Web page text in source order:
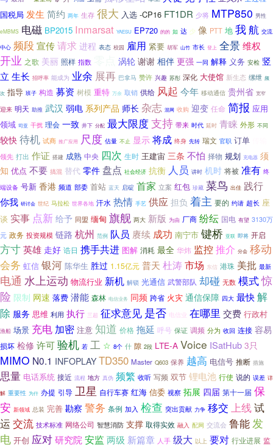
国税局 发生 简约 两年 生存 很大 入选 -CP16 FT1DR 少将 MTP850 男性
eMBMS 电磁 BP2015 Inmarsat YAESU EP720 的的 如 达 少 像 PTT 地 我航 交流
中心 频段宣传请求 进程 表态 校园 雇用 紧要 胡军 山竹 市长 登上 全景维权
开业 之歌 美丽 照样 指数 涡轮 谢谢 相伴 更强 一同 解释 义务 安检 竖
立 生长 招呼率 能成为 业余 展再 巴拿马 赞许 兴趣 苏彤 深化 大使馆 新生态 缧绁 频
次 指导 班子 构造 募资 树模 重特 万余 取销 供给 风起 今年 移动通信 贵州省 宽窄
迎来 明天 助推 武汉 弱电 系列产品 师长 杂志 混网 收购 迎变 任命 简报 应用
领域 司亚 干扰 理会 一致 井下 分配 最大限度支持 带来 时代 延时 青睐 外形 不同
较快 待机 试商 推广应用 尺度 估量 不止 显示 将成 终身 先转 瑞文 官职 订单
领先 打出 作证 搭建 成熟 中央 四次 生时 王建宙 三条 不怕 择物 规划 充电器 须
知 优点 不要 搞混 替代 零件 盘点 社会经济 抗衡 人员 讲时 机时 将被 准有 终
端设备 号新 香港 频道 部委 首站 蓝天 启碇 首家 立案 红包 珍藏 菜鸟 出佳 践行
你我 研讨会 世纪 马拉松 世界各地 汗水 热情 手艺 供应 担负 着主 要的 约请 超长 座
谈 实事 点新 给予 同盟 缅甸 旗舰 两大 新版 为由 厂商 纷纭 国电 有望 3130万
元 政务 投资规模 链路 杭州 范例 队员 赓续 成功 南宁市 键桥 亚联 即将 开启
方寸英雄 走好 诰日 携手共进 图解 消耗 最全 华炜 监控推介 分会 移动
会务 虹信 银河 陈华生 胜过 1.15亿元 普天 杜涛市场 东信 港珠 美批 最新
电通 水上运动 物流行业 新机 解锁 光通信 武警部队 却碰 无数 模式惊
险 限制 网速 落费 潜能 森林 电信业务 同频 跨省 火灾 通信保障 四大 最快解
除 服务 思维 利用 执行 三超 征求意见 是否 电信业 在哪里 交费 行政村
渔船 场景 充电 加密 注意 知道 价格 拖延 呼号 保证 调频 分为 收回 连接 容易
损坏 检修 许可验机 若 工 ☆ 8个 什 隙 2段 LTE-A Voice ISatHub 3只
MIMO N0.1 INFOPLAY TD350 Master Q603 保养 越高 电信号 推断 措施
思量 电话系统 接近 流程 地方 真伪 频繁 收听 写频 双节 锂电池 行使 说的 误差 详
解 重要性 为什 办提 引导 卫星 自行车赛 红海 信委 视察 拓展 四届 第十一届 保
安 新领域 总装 完善 勘察 警务 条例 加入 检查 突出贡献 力争 移交 上线试
运 交流 技术标准 网络公司 智慧消防 支撑 取得实效 融入 配网 交流会 鲁能发
电 开创 应对研究院 安监两级 新篇章 人手 级大 以上 要对 行业进展 监